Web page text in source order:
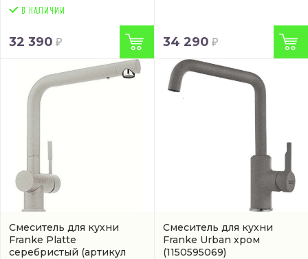
32 390 34 290
Смеситель для кухни
Franke Platte
серебристый (артикул
Смеситель для кухни
Franke Urban хром
(1150595069)